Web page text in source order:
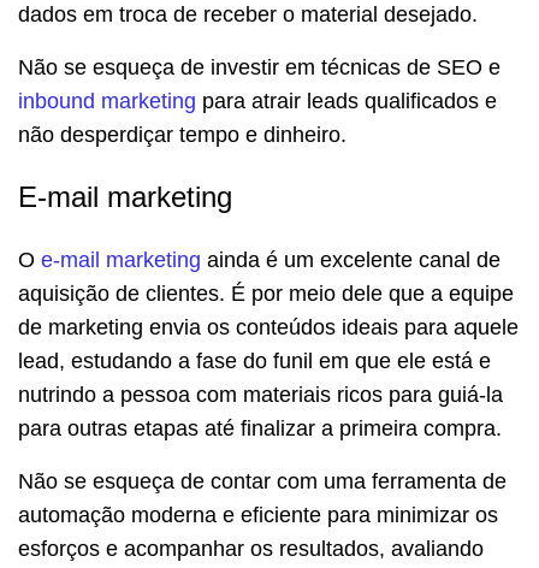
dados em troca de receber o material desejado.
Não se esqueça de investir em técnicas de SEO e
inbound marketing para atrair leads qualificados e
não desperdiçar tempo e dinheiro.
E-mail marketing
O e-mail marketing ainda é um excelente canal de
aquisição de clientes. É por meio dele que a equipe
de marketing envia os conteúdos ideais para aquele
lead, estudando a fase do funil em que ele está e
nutrindo a pessoa com materiais ricos para guiá-la
para outras etapas até finalizar a primeira compra.
Não se esqueça de contar com uma ferramenta de
automação moderna e eficiente para minimizar os
esforços e acompanhar os resultados, avaliando